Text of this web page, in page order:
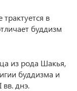
в
буддизм
из рода Шакья,
буддизма и
вв. днэ.